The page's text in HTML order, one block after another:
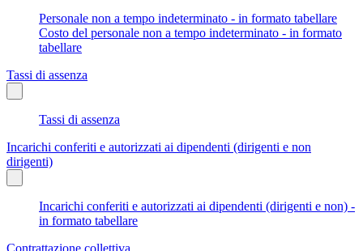
Personale non a tempo indeterminato - in formato tabellare
Costo del personale non a tempo indeterminato - in formato
tabellare
Tassi di assenza
Tassi di assenza
Incarichi conferiti e autorizzati ai dipendenti (dirigenti e non
dirigenti)
Incarichi conferiti e autorizzati ai dipendenti (dirigenti e non) -
in formato tabellare
Contrattazione collettiva